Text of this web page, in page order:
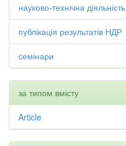
науково-технічна діяльність
публікація результатів НДР
семінари
за типом вмісту
Article